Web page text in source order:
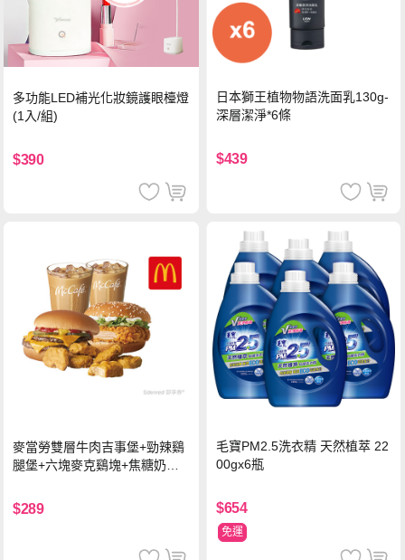
多功能LED補光化妝鏡護眼檯燈
(1入/組)
$390
日本獅王植物物語洗面乳130g-
深層潔淨*6條
$439
麥當勞雙層牛肉吉事堡+勁辣鷄
腿堡+六塊麥克鷄塊+焦糖奶茶
$289
毛寶PM2.5洗衣精 天然植萃 22
00gx6瓶
$654
免運